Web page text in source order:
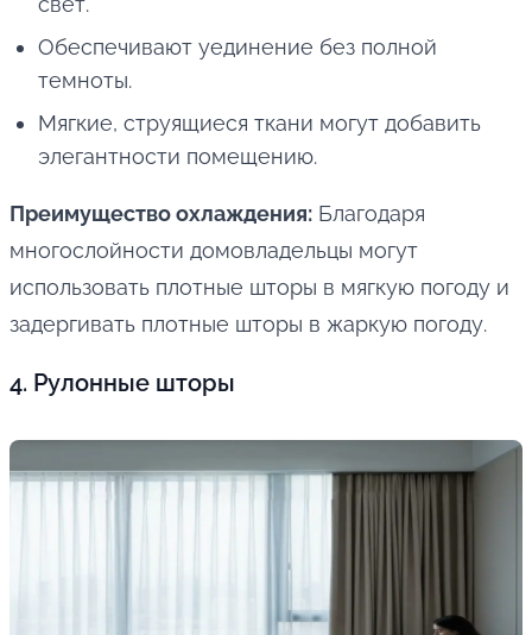
Обеспечивают уединение без полной
темноты.
Мягкие, струящиеся ткани могут добавить
элегантности помещению.
Преимущество охлаждения: Благодаря
многослойности домовладельцы могут
использовать плотные шторы в мягкую погоду и
задергивать плотные шторы в жаркую погоду.
4. Рулонные шторы